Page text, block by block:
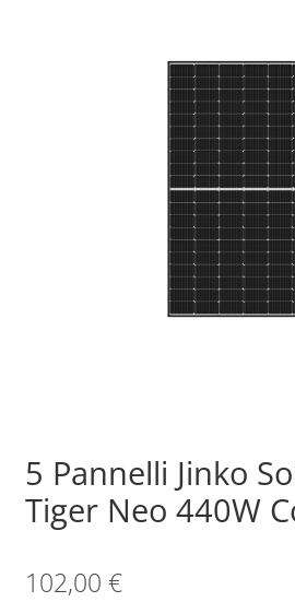
5 Pannelli Jinko
Tiger Neo 440W
102,00 €